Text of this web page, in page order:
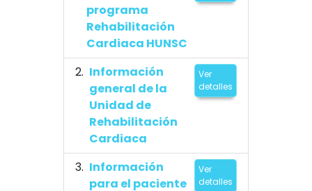
programa
Rehabilitación
Cardiaca HUNSC
Información
general de la
Unidad de
Rehabilitación
Cardiaca
Ver
detalles
Información
para el paciente
Ver
detalles